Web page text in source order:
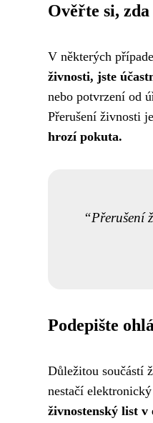
Ověřte si,
V některých
živnosti, jste
nebo potvrzení od
Přerušení živnosti
hrozí pokuta.
Přerušení
Podepište
Důležitou součástí
nestačí
živnostenský list v